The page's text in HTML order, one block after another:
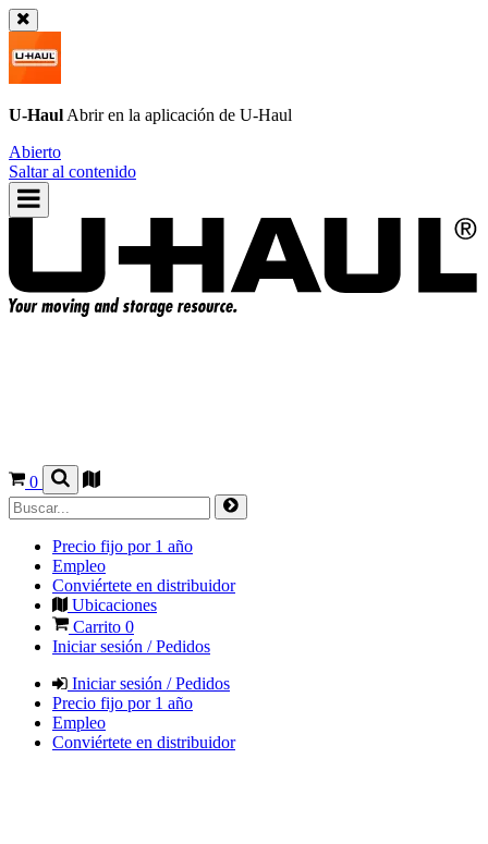
U-Haul Abrir en la aplicación de U-Haul
Abierto
Saltar al contenido
0
Precio fijo por 1 año
Empleo
Conviértete en distribuidor
Ubicaciones
Carrito 0
Iniciar sesión / Pedidos
Iniciar sesión / Pedidos
Precio fijo por 1 año
Empleo
Conviértete en distribuidor